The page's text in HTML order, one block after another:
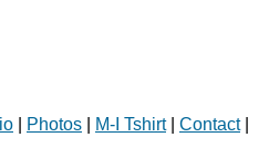
Photos M-I Tshirt| Contact|